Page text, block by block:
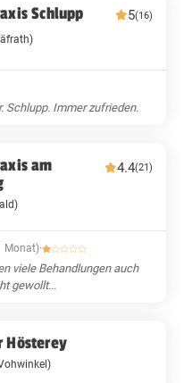
Schlupp 5(16)
Schlupp. Immer zufrieden.
am
4.4(21)
Monat)·
viele Behandlungen auch
gewollt...
Hösterey